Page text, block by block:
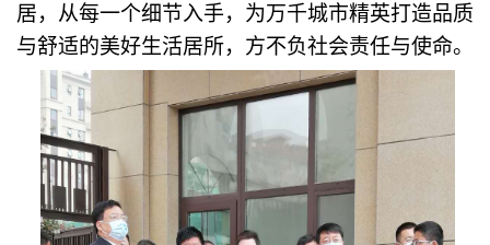
居，从每一个细节入手，为万千城市精英打造品质
与舒适的美好生活居所，方不负社会责任与使命。